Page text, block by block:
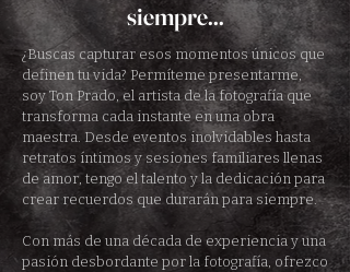
siempre...
¿Buscas capturar esos momentos únicos que
definen tu vida? Permíteme presentarme,
soy Ton Prado, el artista de la fotografía que
transforma cada instante en una obra
maestra. Desde eventos inolvidables hasta
retratos íntimos y sesiones familiares llenas
de amor, tengo el talento y la dedicación para
crear recuerdos que durarán para siempre.
Con más de una década de experiencia y una
pasión desbordante por la fotografía, ofrezco